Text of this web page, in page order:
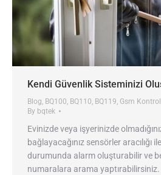
Kendi Güvenlik Sisteminizi
Blog, BQ100, BQ110, BQ119, Gsm Kontrol
By bqtek
Evinizde veya işyerinizde
bağlayacağınız sensörler aracılığı
durumunda alarm oluşturabilir ve
numaralara arama yaptırabilirsiniz.